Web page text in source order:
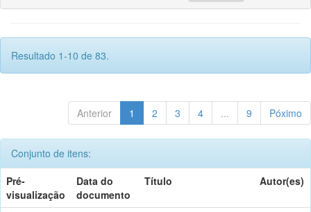
Resultado 1-10 de 83.
Anterior 1 2 3 4 ... 9 Póximo
Conjunto de itens:
Pré-
visualização
Data do
documento
Título Autor(es)